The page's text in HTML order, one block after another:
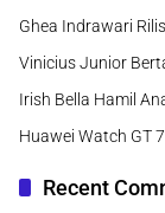
Ghea Indrawari
Vinicius Junior
Irish Bella Hamil
Huawei Watch GT
Recent